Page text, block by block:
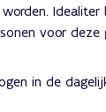
voor deze
in de